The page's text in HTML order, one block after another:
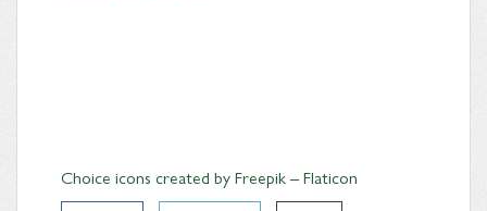
Choice icons created by Freepik – Flaticon